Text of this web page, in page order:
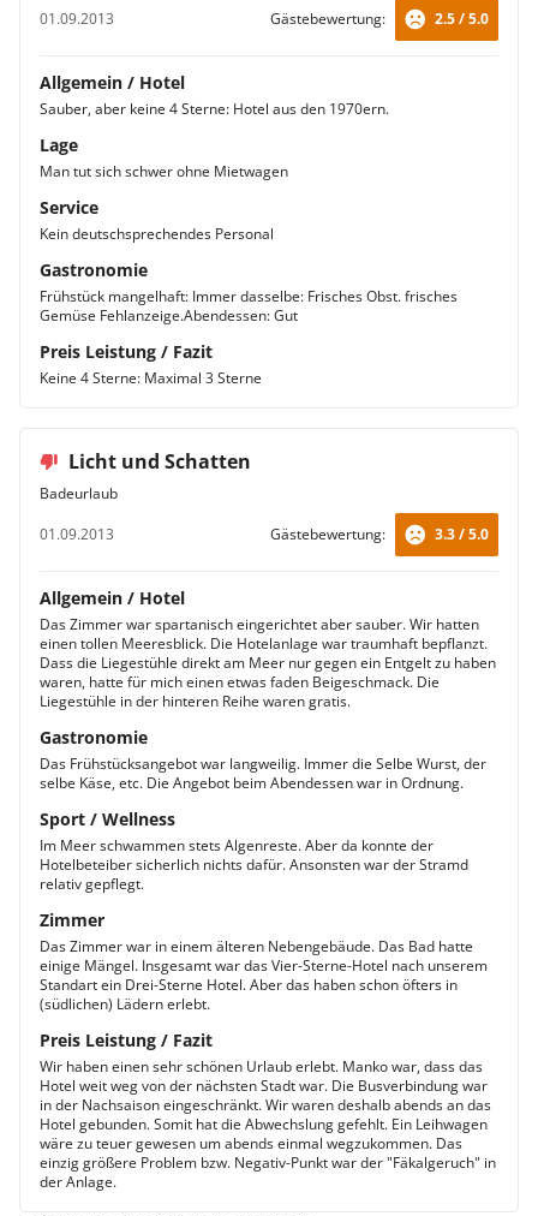
01.09.2013
Gästebewertung: 2.5 / 5.0
Allgemein / Hotel
Sauber, aber keine 4 Sterne: Hotel aus den 1970ern.
Lage
Man tut sich schwer ohne Mietwagen
Service
Kein deutschsprechendes Personal
Gastronomie
Frühstück mangelhaft: Immer dasselbe: Frisches Obst. frisches
Gemüse Fehlanzeige.Abendessen: Gut
Preis Leistung / Fazit
Keine 4 Sterne: Maximal 3 Sterne
Licht und Schatten
Badeurlaub
01.09.2013
Gästebewertung: 3.3 / 5.0
Allgemein / Hotel
Das Zimmer war spartanisch eingerichtet aber sauber. Wir hatten
einen tollen Meeresblick. Die Hotelanlage war traumhaft bepflanzt.
Dass die Liegestühle direkt am Meer nur gegen ein Entgelt zu haben
waren, hatte für mich einen etwas faden Beigeschmack. Die
Liegestühle in der hinteren Reihe waren gratis.
Gastronomie
Das Frühstücksangebot war langweilig. Immer die Selbe Wurst, der
selbe Käse, etc. Die Angebot beim Abendessen war in Ordnung.
Sport / Wellness
Im Meer schwammen stets Algenreste. Aber da konnte der
Hotelbeteiber sicherlich nichts dafür. Ansonsten war der Stramd
relativ gepflegt.
Zimmer
Das Zimmer war in einem älteren Nebengebäude. Das Bad hatte
einige Mängel. Insgesamt war das Vier-Sterne-Hotel nach unserem
Standart ein Drei-Sterne Hotel. Aber das haben schon öfters in
(südlichen) Lädern erlebt.
Preis Leistung / Fazit
Wir haben einen sehr schönen Urlaub erlebt. Manko war, dass das
Hotel weit weg von der nächsten Stadt war. Die Busverbindung war
in der Nachsaison eingeschränkt. Wir waren deshalb abends an das
Hotel gebunden. Somit hat die Abwechslung gefehlt. Ein Leihwagen
wäre zu teuer gewesen um abends einmal wegzukommen. Das
einzig größere Problem bzw. Negativ-Punkt war der "Fäkalgeruch" in
der Anlage.